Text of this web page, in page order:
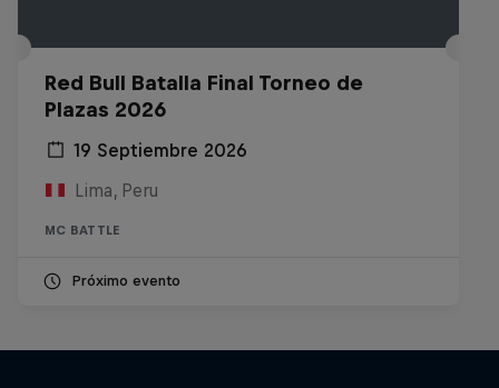
Red Bull Batalla Final Torneo de
Plazas 2026
19 Septiembre 2026
Lima, Peru
MC BATTLE
Próximo evento